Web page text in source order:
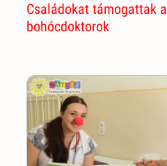
Családokat támogattak a
bohócdoktorok